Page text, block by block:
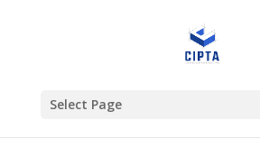
Select Page